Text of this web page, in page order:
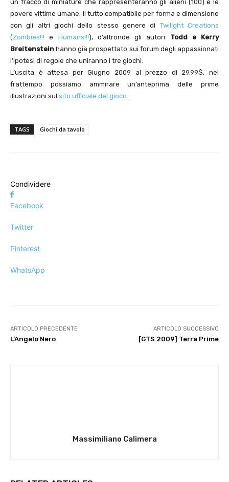
un fracco di miniature che rappresenteranno gli alieni (100) e le
povere vittime umane. Il tutto compatibile per forma e dimensione
con gli altri giochi dello stesso genere di Twilight Creations
(Zombies!!! e Humans!!!), d’altronde gli autori Todd e Kerry
Breitenstein hanno già prospettato sui forum degli appassionati
l’ipotesi di regole che uniranno i tre giochi.
L’uscita è attesa per Giugno 2009 al prezzo di 29.99$, nel
frattempo possiamo ammirare un’anteprima delle prime
illustrazioni sul sito ufficiale del gioco.
TAGS Giochi da tavolo
Condividere
Facebook
Twitter
Pinterest
WhatsApp
ARTICOLO PRECEDENTE
L’Angelo Nero
ARTICOLO SUCCESSIVO
[GTS 2009] Terra Prime
Massimiliano Calimera